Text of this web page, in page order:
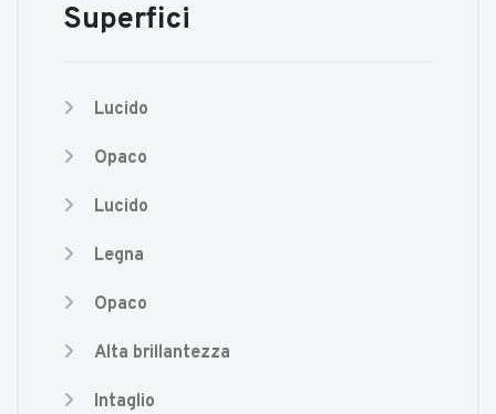
Superfici
Lucido
Opaco
Lucido
Legna
Opaco
Alta brillantezza
Intaglio